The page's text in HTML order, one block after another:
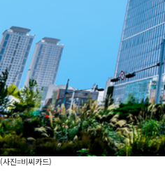
(사진=비씨카드)